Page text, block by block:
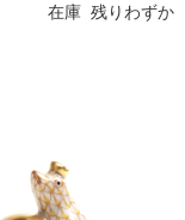
在庫 残りわずか